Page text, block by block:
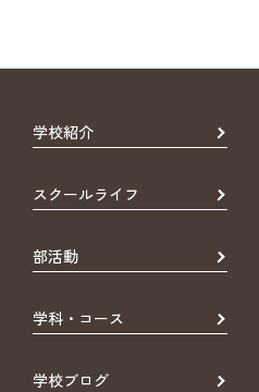
学校紹介
スクールライフ
部活動
学科・コース
学校ブログ